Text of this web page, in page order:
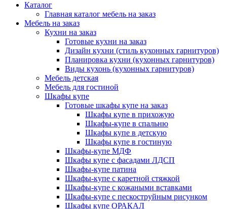
Каталог
Главная каталог мебель на заказ
Мебель на заказ
Кухни на заказ
Готовые кухни на заказ
Дизайн кухни (стиль кухонных гарнитуров)
Планировка кухни (кухонных гарнитуров)
Виды кухонь (кухонных гарнитуров)
Мебель детская
Мебель для гостиной
Шкафы купе
Готовые шкафы купе на заказ
Шкафы купе в прихожую
Шкафы-купе в спальню
Шкафы купе в детскую
Шкафы купе в гостиную
Шкафы-купе МДФ
Шкафы купе с фасадами ЛДСП
Шкафы-купе патина
Шкафы-купе с каретной стяжкой
Шкафы-купе с кожаными вставками
Шкафы-купе с пескоструйным рисунком
Шкафы купе ОРАКАЛ